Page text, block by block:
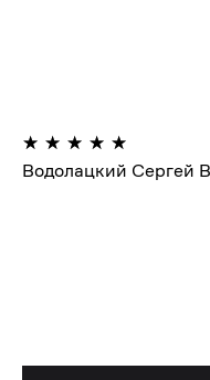
Водолацкий Сергей